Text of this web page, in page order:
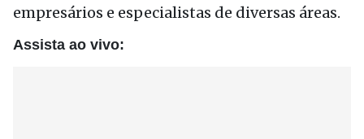
empresários e especialistas de diversas áreas.
Assista ao vivo: